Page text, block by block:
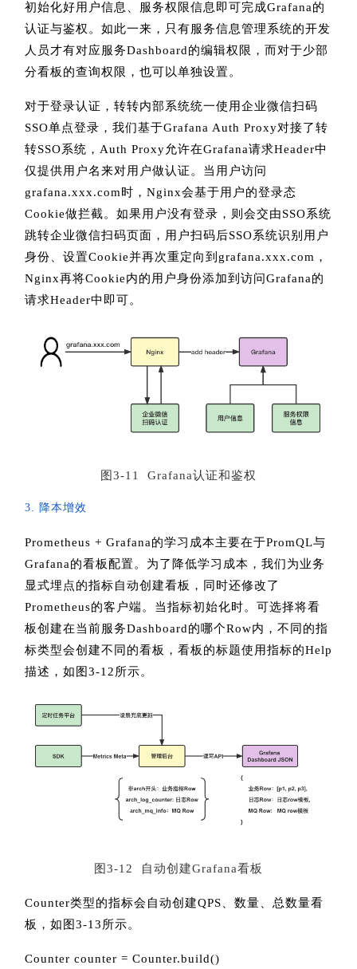
初始化好用户信息、服务权限信息即可完成Grafana的
认证与鉴权。如此一来，只有服务信息管理系统的开发
人员才有对应服务Dashboard的编辑权限，而对于少部
分看板的查询权限，也可以单独设置。
对于登录认证，转转内部系统统一使用企业微信扫码
SSO单点登录，我们基于Grafana Auth Proxy对接了转
转SSO系统，Auth Proxy允许在Grafana请求Header中
仅提供用户名来对用户做认证。当用户访问
grafana.xxx.com时，Nginx会基于用户的登录态
Cookie做拦截。如果用户没有登录，则会交由SSO系统
跳转企业微信扫码页面，用户扫码后SSO系统识别用户
身份、设置Cookie并再次重定向到grafana.xxx.com，
Nginx再将Cookie内的用户身份添加到访问Grafana的
请求Header中即可。
图3-11 Grafana认证和鉴权
3. 降本增效
Prometheus + Grafana的学习成本主要在于PromQL与
Grafana的看板配置。为了降低学习成本，我们为业务
显式埋点的指标自动创建看板，同时还修改了
Prometheus的客户端。当指标初始化时。可选择将看
板创建在当前服务Dashboard的哪个Row内，不同的指
标类型会创建不同的看板，看板的标题使用指标的Help
描述，如图3-12所示。
图3-12 自动创建Grafana看板
Counter类型的指标会自动创建QPS、数量、总数量看
板，如图3-13所示。
Counter counter = Counter.build()